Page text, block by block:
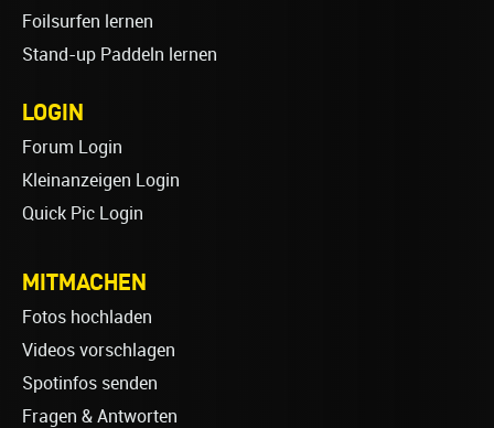
Foilsurfen lernen
Stand-up Paddeln lernen
LOGIN
Forum Login
Kleinanzeigen Login
Quick Pic Login
MITMACHEN
Fotos hochladen
Videos vorschlagen
Spotinfos senden
Fragen & Antworten